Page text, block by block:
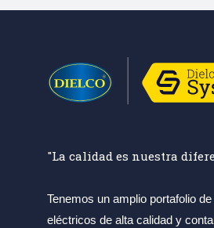
"La calidad es nuestra
Tenemos un amplio portafolio
eléctricos de alta calidad y